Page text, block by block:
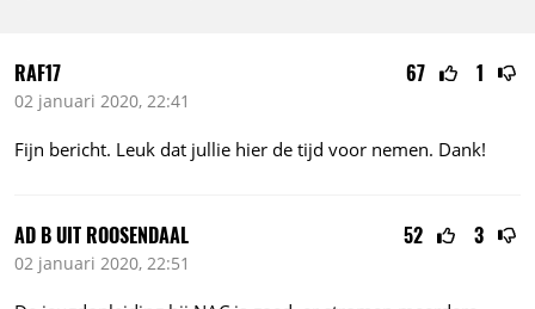
67 1
RAF17
02 januari 2020, 22:41
Fijn bericht. Leuk dat jullie hier de tijd voor nemen. Dank!
52 3
AD B UIT ROOSENDAAL
02 januari 2020, 22:51